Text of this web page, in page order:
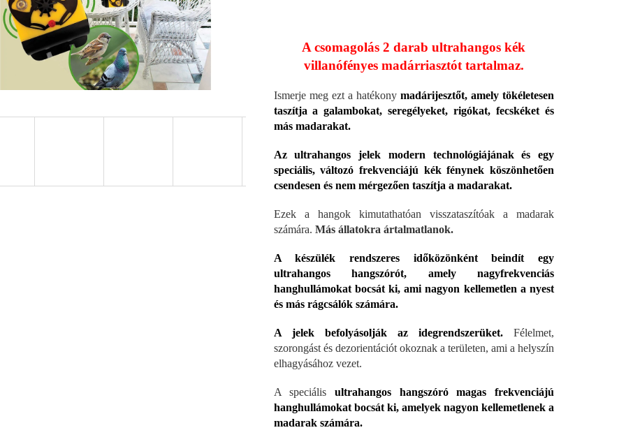
A csomagolás 2 darab ultrahangos kék
villanófényes madárriasztót tartalmaz.
Ismerje meg ezt a hatékony madárijesztőt, amely tökéletesen
taszítja a galambokat, seregélyeket, rigókat, fecskéket és
más madarakat.
Az ultrahangos jelek modern technológiájának és egy
speciális, változó frekvenciájú kék fénynek köszönhetően
csendesen és nem mérgezően taszítja a madarakat.
Ezek a hangok kimutathatóan visszataszítóak a madarak
számára. Más állatokra ártalmatlanok.
A készülék rendszeres időközönként beindít egy
ultrahangos hangszórót, amely nagyfrekvenciás
hanghullámokat bocsát ki, ami nagyon kellemetlen a nyest
és más rágcsálók számára.
A jelek befolyásolják az idegrendszerüket. Félelmet,
szorongást és dezorientációt okoznak a területen, ami a helyszín
elhagyásához vezet.
A speciális ultrahangos hangszóró magas frekvenciájú
hanghullámokat bocsát ki, amelyek nagyon kellemetlenek a
madarak számára.